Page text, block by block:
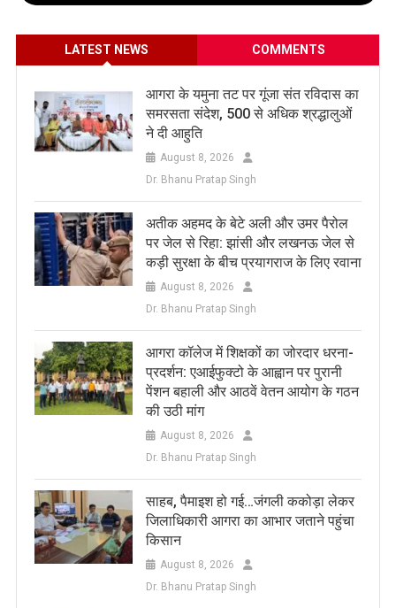
LATEST NEWS COMMENTS
आगरा के यमुना तट पर गूंजा संत रविदास का
समरसता संदेश, 500 से अधिक श्रद्धालुओं
ने दी आहुति
August 8, 2026
Dr. Bhanu Pratap Singh
अतीक अहमद के बेटे अली और उमर पैरोल
पर जेल से रिहा: झांसी और लखनऊ जेल से
कड़ी सुरक्षा के बीच प्रयागराज के लिए रवाना
August 8, 2026
Dr. Bhanu Pratap Singh
आगरा कॉलेज में शिक्षकों का जोरदार धरना-
प्रदर्शन: एआईफुक्टो के आह्वान पर पुरानी
पेंशन बहाली और आठवें वेतन आयोग के गठन
की उठी मांग
August 8, 2026
Dr. Bhanu Pratap Singh
साहब, पैमाइश हो गई…जंगली ककोड़ा लेकर
जिलाधिकारी आगरा का आभार जताने पहुंचा
किसान
August 8, 2026
Dr. Bhanu Pratap Singh